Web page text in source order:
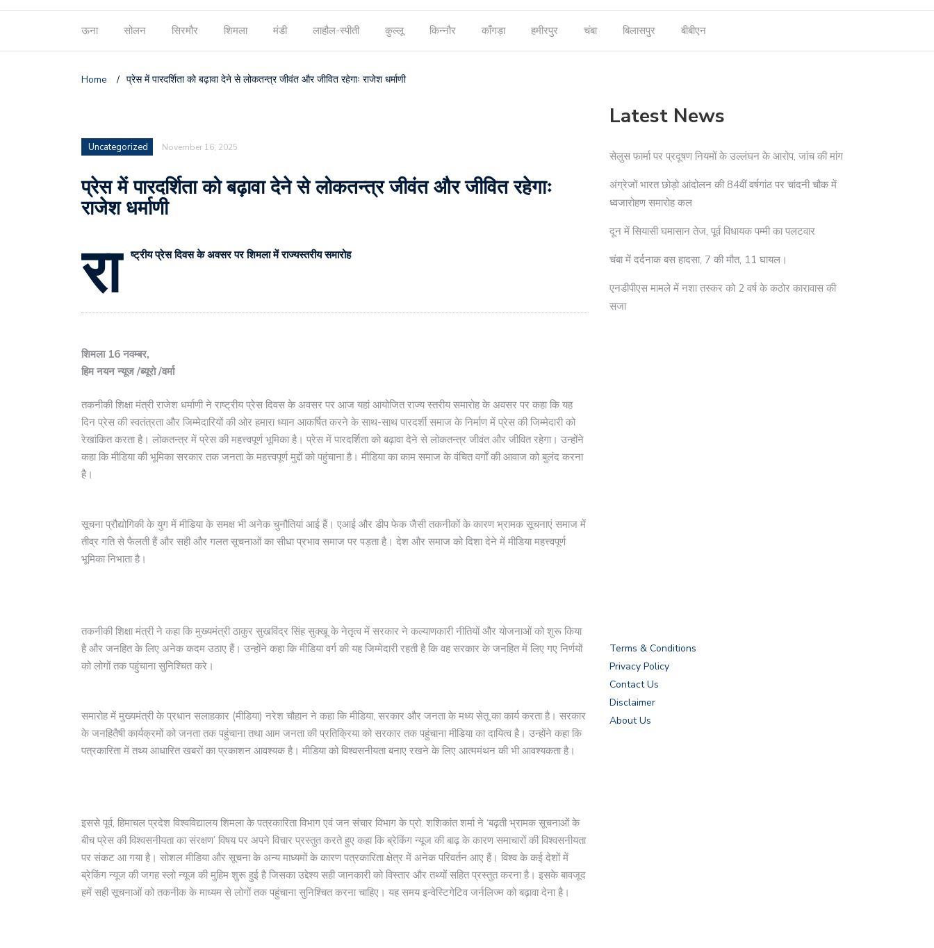
ऊना सोलन सिरमौर शिमला मंडी लाहौल-स्पीती कुल्लू किन्नौर काँगड़ा हमीरपुर चंबा बिलासपुर बीबीएन
Home / प्रेस में पारदर्शिता को बढ़ावा देने से लोकतन्त्र जीवंत और जीवित रहेगाः राजेश धर्माणी
Uncategorized November 16, 2025
प्रेस में पारदर्शिता को बढ़ावा देने से लोकतन्त्र जीवंत और जीवित रहेगाः
राजेश धर्माणी
रा ष्ट्रीय प्रेस दिवस के अवसर पर शिमला में राज्यस्तरीय समारोह
शिमला 16 नवम्बर,
हिम नयन न्यूज /ब्यूरो /वर्मा
तकनीकी शिक्षा मंत्री राजेश धर्माणी ने राष्ट्रीय प्रेस दिवस के अवसर पर आज यहां आयोजित राज्य स्तरीय समारोह के अवसर पर कहा कि यह
दिन प्रेस की स्वतंत्रता और जिम्मेदारियों की ओर हमारा ध्यान आकर्षित करने के साथ-साथ पारदर्शी समाज के निर्माण में प्रेस की जिम्मेदारी को
रेखांकित करता है। लोकतन्त्र में प्रेस की महत्त्वपूर्ण भूमिका है। प्रेस में पारदर्शिता को बढ़ावा देने से लोकतन्त्र जीवंत और जीवित रहेगा। उन्होंने
कहा कि मीडिया की भूमिका सरकार तक जनता के महत्त्वपूर्ण मुद्दों को पहुंचाना है। मीडिया का काम समाज के वंचित वर्गों की आवाज को बुलंद करना
है।
सूचना प्रौद्योगिकी के युग में मीडिया के समक्ष भी अनेक चुनौतियां आई हैं। एआई और डीप फेक जैसी तकनीकों के कारण भ्रामक सूचनाएं समाज में
तीव्र गति से फैलती हैं और सही और गलत सूचनाओं का सीधा प्रभाव समाज पर पड़ता है। देश और समाज को दिशा देने में मीडिया महत्त्वपूर्ण
भूमिका निभाता है।
तकनीकी शिक्षा मंत्री ने कहा कि मुख्यमंत्री ठाकुर सुखविंद्र सिंह सुक्खू के नेतृत्व में सरकार ने कल्याणकारी नीतियों और योजनाओं को शुरू किया
है और जनहित के लिए अनेक कदम उठाए हैं। उन्होंने कहा कि मीडिया वर्ग की यह जिम्मेदारी रहती है कि वह सरकार के जनहित में लिए गए निर्णयों
को लोगों तक पहुंचाना सुनिश्चित करे।
समारोह में मुख्यमंत्री के प्रधान सलाहकार (मीडिया) नरेश चौहान ने कहा कि मीडिया, सरकार और जनता के मध्य सेतू का कार्य करता है। सरकार
के जनहितैषी कार्यक्रमों को जनता तक पहुंचाना तथा आम जनता की प्रतिक्रिया को सरकार तक पहुंचाना मीडिया का दायित्व है। उन्होंने कहा कि
पत्रकारिता में तथ्य आधारित खबरों का प्रकाशन आवश्यक है। मीडिया को विश्वसनीयता बनाए रखने के लिए आत्ममंथन की भी आवश्यकता है।
इससे पूर्व, हिमाचल प्रदेश विश्वविद्यालय शिमला के पत्रकारिता विभाग एवं जन संचार विभाग के प्रो. शशिकांत शर्मा ने ‘बढ़ती भ्रामक सूचनाओं के
बीच प्रेस की विश्वसनीयता का संरक्षण’ विषय पर अपने विचार प्रस्तुत करते हुए कहा कि ब्रेकिंग न्यूज की बाढ़ के कारण समाचारों की विश्वसनीयता
पर संकट आ गया है। सोशल मीडिया और सूचना के अन्य माध्यमों के कारण पत्रकारिता क्षेत्र में अनेक परिवर्तन आए हैं। विश्व के कई देशों में
ब्रेकिंग न्यूज की जगह स्लो न्यूज की मुहिम शुरू हुई है जिसका उद्देश्य सही जानकारी को विस्तार और तथ्यों सहित प्रस्तुत करना है। इसके बावजूद
हमें सही सूचनाओं को तकनीक के माध्यम से लोगों तक पहुंचाना सुनिश्चित करना चाहिए। यह समय इन्वेस्टिगेटिव जर्नलिज्म को बढ़ावा देना है।
Latest News
सेलुस फार्मा पर प्रदूषण नियमों के उल्लंघन के आरोप, जांच की मांग
अंग्रेजों भारत छोड़ो आंदोलन की 84वीं वर्षगांठ पर चांदनी चौक में
ध्वजारोहण समारोह कल
दून में सियासी घमासान तेज, पूर्व विधायक पम्मी का पलटवार
चंबा में दर्दनाक बस हादसा, 7 की मौत, 11 घायल।
एनडीपीएस मामले में नशा तस्कर को 2 वर्ष के कठोर कारावास की
सजा
Terms & Conditions
Privacy Policy
Contact Us
Disclaimer
About Us